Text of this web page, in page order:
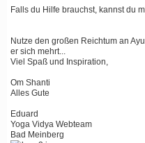
Falls du Hilfe brauchst, kannst du
Nutze den großen Reichtum an
er sich mehrt...
Viel Spaß und Inspiration,
Om Shanti
Alles Gute
Eduard
Yoga Vidya Webteam
Bad Meinberg